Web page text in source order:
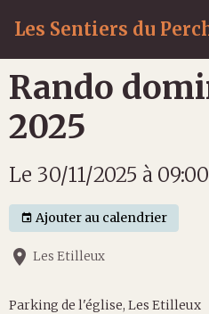
Les Sentiers du
Rando
2025
Le 30/11/2025 à 09:00
Ajouter au calendrier
Les Etilleux
Parking de l'église, Les Etilleux